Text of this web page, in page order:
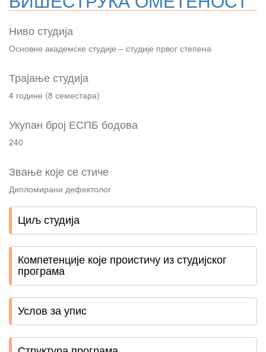
Ниво студија
Основне академске студије – студије првог степена
Трајање студија
4 године (8 семестара)
Укупан број ЕСПБ бодова
240
Звање које се стиче
Дипломирани дефектолог
Циљ студија
Компетенције које проистичу из студијског
програма
Услов за упис